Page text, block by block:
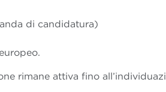
di candidatura)
rimane attiva fino